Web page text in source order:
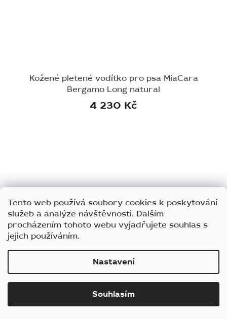
Tento web používá soubory cookies k poskytování
služeb a analýze návštěvnosti. Dalším
procházením tohoto webu vyjadřujete souhlas s
jejich používáním.
Nastavení
Souhlasím
Kožené pletené vodítko pro psa MiaCara
Bergamo Long natural
4 230 Kč
Kožené vodítko pro psa Labbvenn Lussa černé